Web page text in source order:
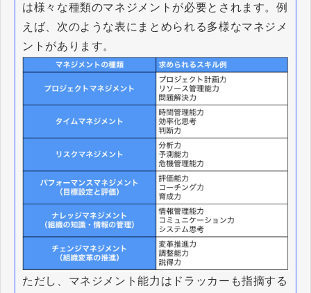
は様々な種類のマネジメントが必要とされます。例
えば、次のような表にまとめられる多様なマネジメ
ントがあります。
ただし、マネジメント能力はドラッカーも指摘する